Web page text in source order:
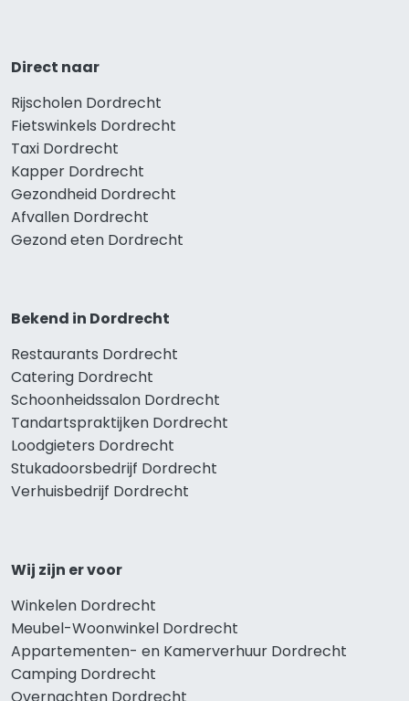
Direct naar
Rijscholen Dordrecht
Fietswinkels Dordrecht
Taxi Dordrecht
Kapper Dordrecht
Gezondheid Dordrecht
Afvallen Dordrecht
Gezond eten Dordrecht
Bekend in Dordrecht
Restaurants Dordrecht
Catering Dordrecht
Schoonheidssalon Dordrecht
Tandartspraktijken Dordrecht
Loodgieters Dordrecht
Stukadoorsbedrijf Dordrecht
Verhuisbedrijf Dordrecht
Wij zijn er voor
Winkelen Dordrecht
Meubel-Woonwinkel Dordrecht
Appartementen- en Kamerverhuur Dordrecht
Camping Dordrecht
Overnachten Dordrecht